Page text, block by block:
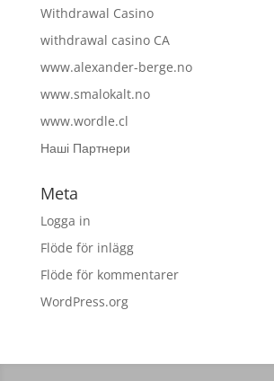
Withdrawal Casino
withdrawal casino CA
www.alexander-berge.no
www.smalokalt.no
www.wordle.cl
Наші Партнери
Meta
Logga in
Flöde för inlägg
Flöde för kommentarer
WordPress.org